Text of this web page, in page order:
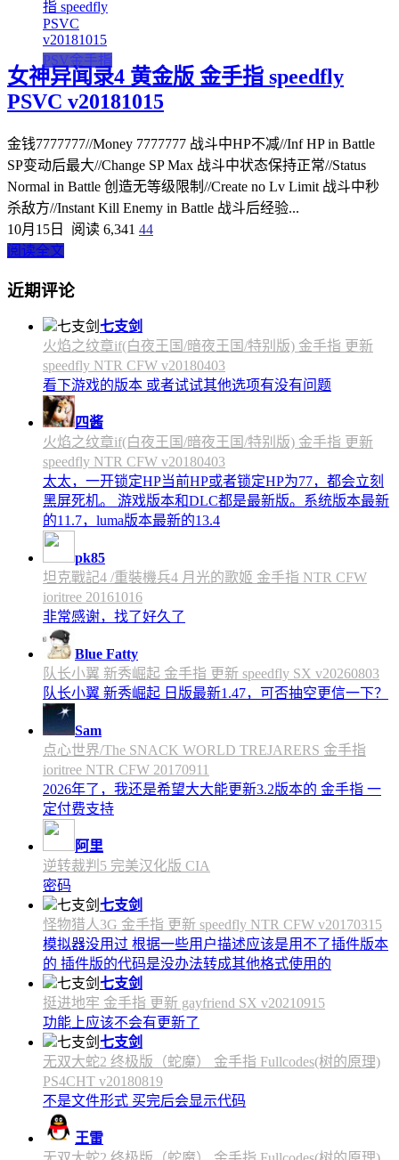
PSV金手指
女神异闻录4 黄金版 金手指 speedfly
PSVC v20181015
金钱7777777//Money 7777777 战斗中HP不减//Inf HP in Battle
SP变动后最大//Change SP Max 战斗中状态保持正常//Status
Normal in Battle 创造无等级限制//Create no Lv Limit 战斗中秒
杀敌方//Instant Kill Enemy in Battle 战斗后经验...
10月15日
阅读 6,341 44
阅读全文
近期评论
七支剑
火焰之纹章if(白夜王国/暗夜王国/特别版) 金手指 更新
speedfly NTR CFW v20180403
看下游戏的版本 或者试试其他选项有没有问题
四酱
火焰之纹章if(白夜王国/暗夜王国/特别版) 金手指 更新
speedfly NTR CFW v20180403
太太，一开锁定HP当前HP或者锁定HP为77，都会立刻
黑屏死机。 游戏版本和DLC都是最新版。系统版本最新
的11.7，luma版本最新的13.4
pk85
坦克戰記4 /重裝機兵4 月光的歌姬 金手指 NTR CFW
ioritree 20161016
非常感谢，找了好久了
Blue Fatty
队长小翼 新秀崛起 金手指 更新 speedfly SX v20260803
队长小翼 新秀崛起 日版最新1.47，可否抽空更信一下？
Sam
点心世界/The SNACK WORLD TREJARERS 金手指
ioritree NTR CFW 20170911
2026年了，我还是希望大大能更新3.2版本的 金手指 一
定付费支持
阿里
逆转裁判5 完美汉化版 CIA
密码
七支剑
怪物猎人3G 金手指 更新 speedfly NTR CFW v20170315
模拟器没用过 根据一些用户描述应该是用不了插件版本
的 插件版的代码是没办法转成其他格式使用的
七支剑
挺进地牢 金手指 更新 gayfriend SX v20210915
功能上应该不会有更新了
七支剑
无双大蛇2 终极版（蛇魔） 金手指 Fullcodes(树的原理)
PS4CHT v20180819
不是文件形式 买完后会显示代码
王雷